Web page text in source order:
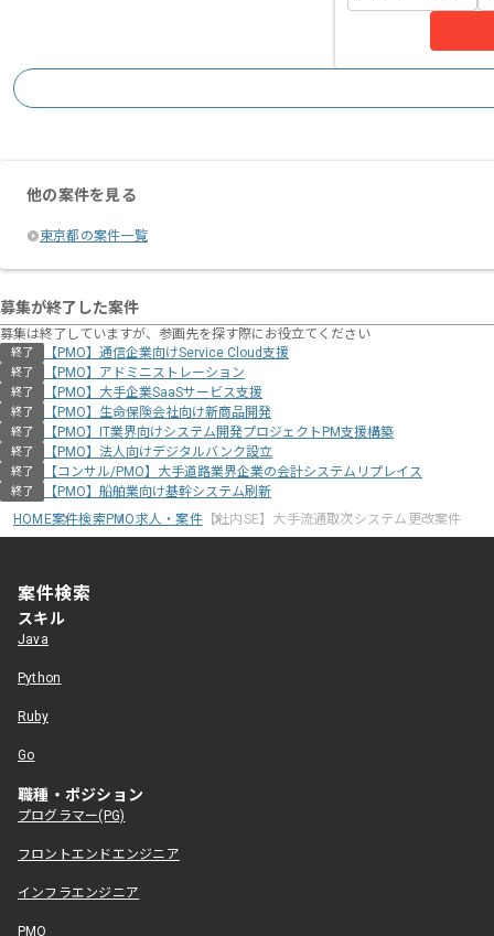
他の案件を見る
東京都の案件一覧
募集が終了した案件
募集は終了していますが、参画先を探す際にお役立てください
終了 【PMO】通信企業向けService Cloud支援
終了 【PMO】アドミニストレーション
終了 【PMO】大手企業SaaSサービス支援
終了 【PMO】生命保険会社向け新商品開発
終了 【PMO】IT業界向けシステム開発プロジェクトPM支援構築
終了 【PMO】法人向けデジタルバンク設立
終了 【コンサル/PMO】大手道路業界企業の会計システムリプレイス
終了
【PMO】船舶業向け基幹システム刷新
HOME案件検索PMO求人・案件【社内SE】大手流通取次システム更改案件
案件検索
スキル
Java
Python
Ruby
Go
職種・ポジション
プログラマー(PG)
フロントエンドエンジニア
インフラエンジニア
PMO